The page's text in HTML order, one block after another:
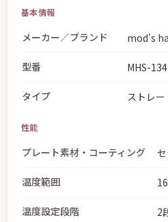
基本情報
メーカー／ブランド mod's
型番 MHS-
タイプ ストレ
性能
プレート素材・コーティング
温度範囲
温度設定段階 2